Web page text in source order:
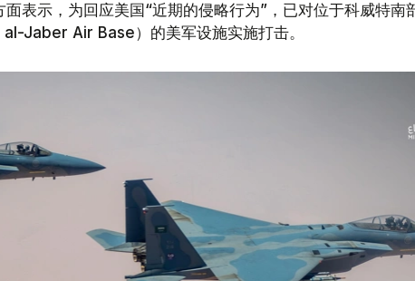
面表示，为回应美国“近期的侵略行为”，已对位于科威特南
Jaber Air Base）的美军设施实施打击。